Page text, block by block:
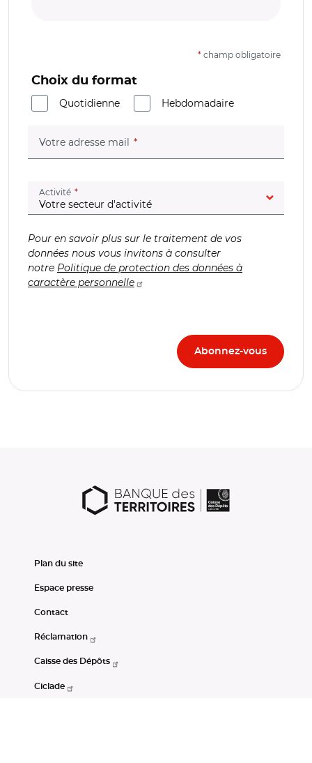
* champ obligatoire
Choix du format
Quotidienne
Hebdomadaire
Votre adresse mail (champ obligatoire)
Activité (champ obligatoire)
Pour en savoir plus sur le traitement de vos
données nous vous invitons à consulter
notre Politique de protection des données à
caractère personnelle
Plan du site
Espace presse
Contact
Réclamation
Caisse des Dépôts
Ciclade